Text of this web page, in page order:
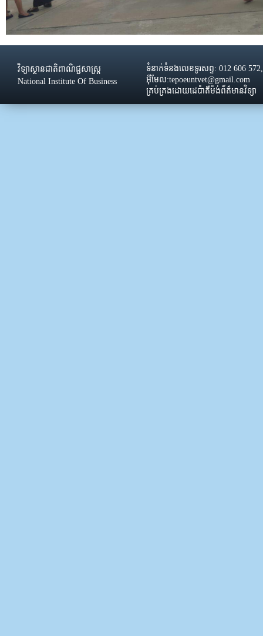
វិទ្យាស្ថានជាតិពាណិជ្ជសាស្រ្ដ
National Institute Of Business
ទំនាក់ទំនងលេខទូរសព្ទ: 012 606
អ៊ីមែល:tepoeuntvet@gmail.com
គ្រប់គ្រងដោយដេប៉ាតឺម៉ង់ព័ត៌មានវិទ្យា